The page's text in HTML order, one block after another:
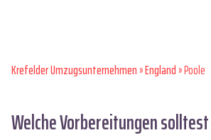
Krefelder Umzugsunternehmen»England» Poole
Welche Vorbereitungen